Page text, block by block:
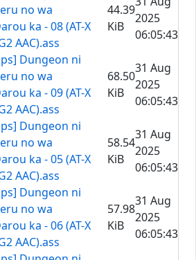
no wa
ka - 08 (AT-X
AAC).ass
44.39
KiB
2025
06:05:43
Dungeon ni
no wa
ka - 09 (AT-X
AAC).ass
68.50
KiB
31 Aug
2025
06:05:43
Dungeon ni
no wa
ka - 05 (AT-X
AAC).ass
58.54
KiB
31 Aug
2025
06:05:43
Dungeon ni
no wa
ka - 06 (AT-X
AAC).ass
57.98
KiB
31 Aug
2025
06:05:43